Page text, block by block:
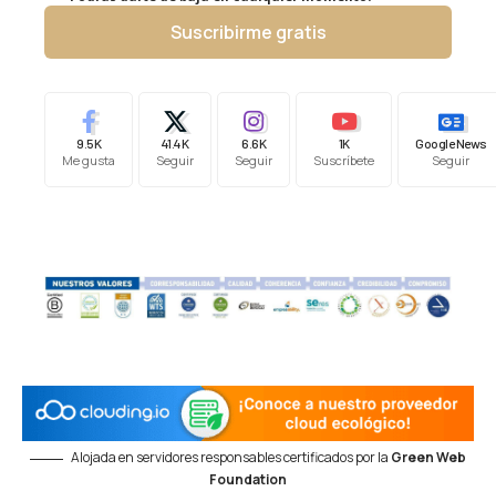
Suscribirme gratis
9.5K
Me gusta
41.4K
Seguir
6.6K
Seguir
1K
Suscríbete
Google News
Seguir
Alojada en servidores responsables certificados por la Green Web
Foundation